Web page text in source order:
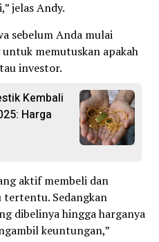
jelas Andy.
sebelum Anda mulai
memutuskan apakah
investor.
Kembali
Harga
aktif membeli dan
tertentu. Sedangkan
dibelinya hingga harganya
keuntungan,”